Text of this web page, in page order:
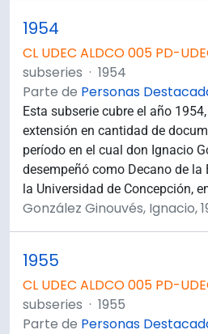
1954
CL UDEC ALDCO 005 PD-
subseries · 1954
Parte de Personas
Esta subserie cubre el año
extensión en cantidad de
período en el cual don Ignacio
desempeñó como Decano de la
la Universidad de Concepción,
González Ginouvés, Ignacio,
1955
CL UDEC ALDCO 005 PD-
subseries · 1955
Parte de Personas